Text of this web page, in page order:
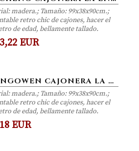
madera.; Tamaño: 99x38x90cm.;
retro chic de cajones, hacer el
de edad, bellamente tallado.
EUR
ZHENGOWEN CAJONERA LA ENTRADA MULTI-CAJÓN DEL GABINETE RETRO PINTURA DORMITORIO GABINETE DE DOS PUERTAS GABINETE DE...
madera.; Tamaño: 99x38x90cm.;
retro chic de cajones, hacer el
de edad, bellamente tallado.
EUR